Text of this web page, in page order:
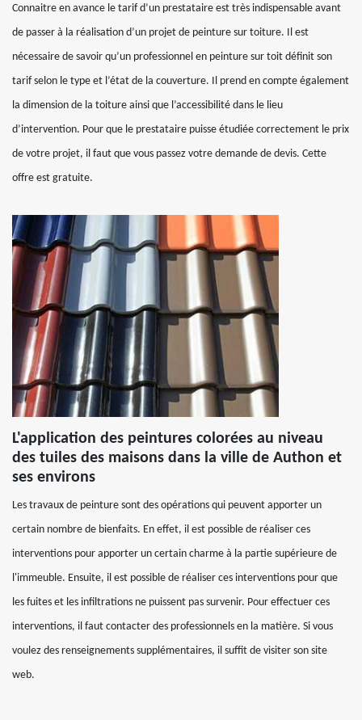
Connaitre en avance le tarif d’un prestataire est très indispensable avant
de passer à la réalisation d’un projet de peinture sur toiture. Il est
nécessaire de savoir qu’un professionnel en peinture sur toit définit son
tarif selon le type et l’état de la couverture. Il prend en compte également
la dimension de la toiture ainsi que l’accessibilité dans le lieu
d’intervention. Pour que le prestataire puisse étudiée correctement le prix
de votre projet, il faut que vous passez votre demande de devis. Cette
offre est gratuite.
L'application des peintures colorées au niveau
des tuiles des maisons dans la ville de Authon et
ses environs
Les travaux de peinture sont des opérations qui peuvent apporter un
certain nombre de bienfaits. En effet, il est possible de réaliser ces
interventions pour apporter un certain charme à la partie supérieure de
l'immeuble. Ensuite, il est possible de réaliser ces interventions pour que
les fuites et les infiltrations ne puissent pas survenir. Pour effectuer ces
interventions, il faut contacter des professionnels en la matière. Si vous
voulez des renseignements supplémentaires, il suffit de visiter son site
web.